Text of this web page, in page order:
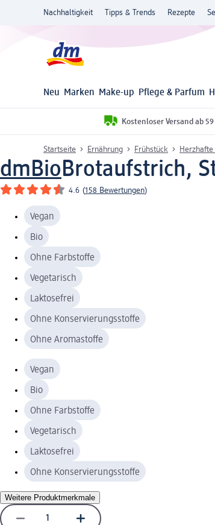
Nachhaltigkeit Tipps & Trends Rezepte
Neu Marken Make-up Pflege & Parfum
Kostenloser Versand ab
Startseite Ernährung Frühstück
dmBioBrotaufstrich,
4.6 (158 Bewertungen)
Vegan
Bio
Ohne Farbstoffe
Vegetarisch
Laktosefrei
Ohne Konservierungsstoffe
Ohne Aromastoffe
Vegan
Bio
Ohne Farbstoffe
Vegetarisch
Laktosefrei
Ohne Konservierungsstoffe
Weitere Produktmerkmale